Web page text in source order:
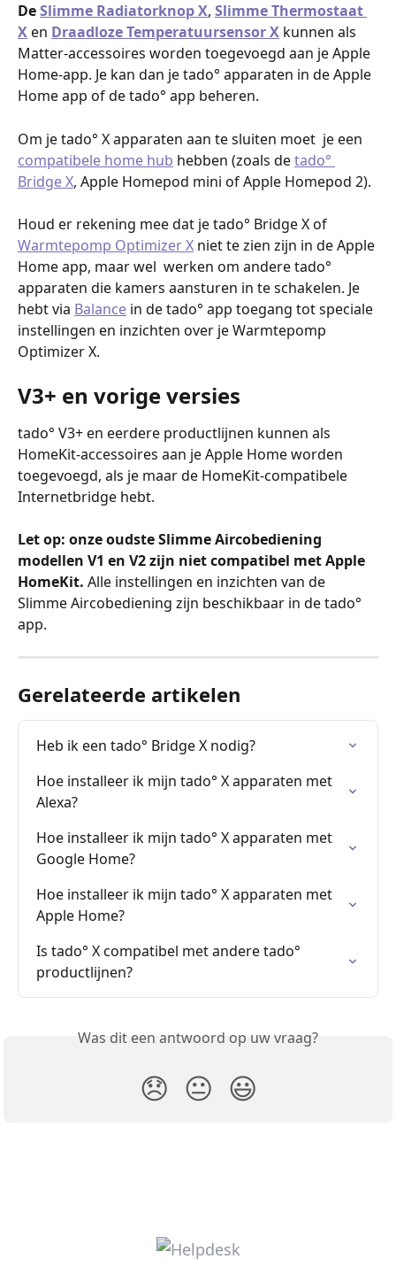
De Slimme Radiatorknop X, Slimme Thermostaat
X en Draadloze Temperatuursensor X kunnen als
Matter-accessoires worden toegevoegd aan je Apple
Home-app. Je kan dan je tado° apparaten in de Apple
Home app of de tado° app beheren.
Om je tado° X apparaten aan te sluiten moet  je een
compatibele home hub hebben (zoals de tado°
Bridge X, Apple Homepod mini of Apple Homepod 2).
Houd er rekening mee dat je tado° Bridge X of
Warmtepomp Optimizer X niet te zien zijn in de Apple
Home app, maar wel  werken om andere tado°
apparaten die kamers aansturen in te schakelen. Je
hebt via Balance in de tado° app toegang tot speciale
instellingen en inzichten over je Warmtepomp
Optimizer X.
V3+ en vorige versies
tado° V3+ en eerdere productlijnen kunnen als
HomeKit-accessoires aan je Apple Home worden
toegevoegd, als je maar de HomeKit-compatibele
Internetbridge hebt.
Let op: onze oudste Slimme Aircobediening
modellen V1 en V2 zijn niet compatibel met Apple
HomeKit. Alle instellingen en inzichten van de
Slimme Aircobediening zijn beschikbaar in de tado°
app.
Gerelateerde artikelen
Heb ik een tado° Bridge X nodig?
Hoe installeer ik mijn tado° X apparaten met
Alexa?
Hoe installeer ik mijn tado° X apparaten met
Google Home?
Hoe installeer ik mijn tado° X apparaten met
Apple Home?
Is tado° X compatibel met andere tado°
productlijnen?
Was dit een antwoord op uw vraag?
😞 😐 😃